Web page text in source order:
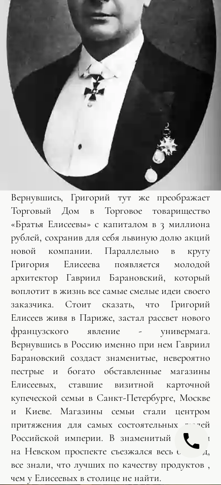
Вернувшись, Григорий тут же преображает
Торговый Дом в Торговое товарищество
«Братья Елисеевы» с капиталом в 3 миллиона
рублей, сохранив для себя львиную долю акций
новой компании. Параллельно в кругу
Григория Елисеева появляется молодой
архитектор Гавриил Барановский, который
воплотит в жизнь все самые смелые идеи своего
заказчика. Стоит сказать, что Григорий
Елисеев живя в Париже, застал рассвет нового
французского явление - универмага.
Вернувшись в Россию именно при нем Гавриил
Барановский создаст знаменитые, невероятно
пестрые и богато обставленные магазины
Елисеевых, ставшие визитной карточной
купеческой семьи в Санкт-Петербурге, Москве
и Киеве. Магазины семьи стали центром
притяжения для самых состоятельных людей
Российской империи. В знаменитый магазин
на Невском проспекте съезжался весь бомонд,
все знали, что лучших по качеству продуктов ,
чем у Елисеевых в столице не найти.